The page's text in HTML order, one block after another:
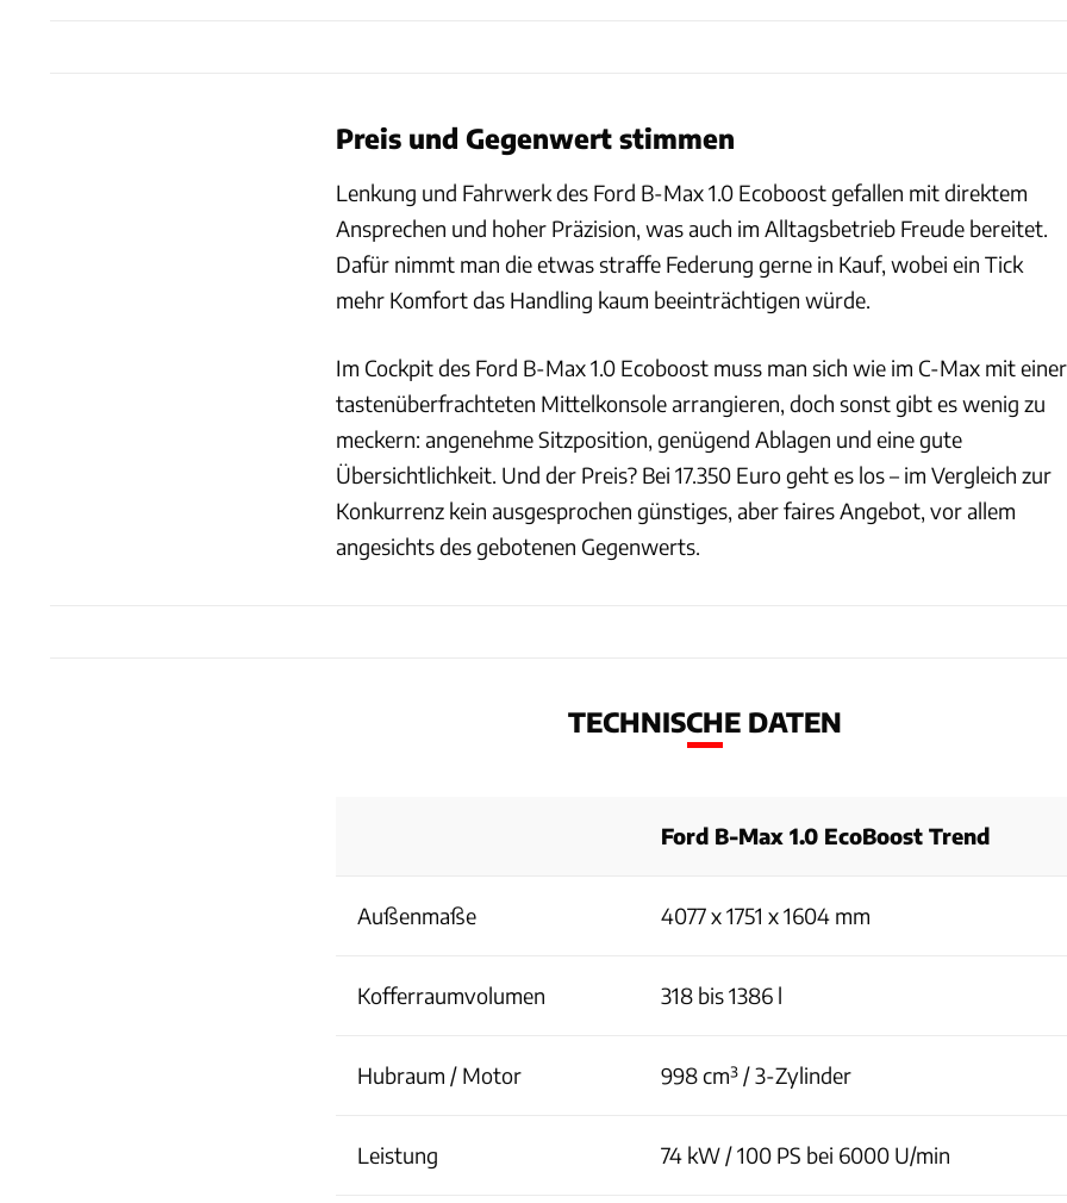
Preis und Gegenwert stimmen
Lenkung und Fahrwerk des Ford B-Max 1.0 Ecoboost gefallen mit direktem
Ansprechen und hoher Präzision, was auch im Alltagsbetrieb Freude bereitet.
Dafür nimmt man die etwas straffe Federung gerne in Kauf, wobei ein Tick
mehr Komfort das Handling kaum beeinträchtigen würde.
Im Cockpit des Ford B-Max 1.0 Ecoboost muss man sich wie im C-Max mit einer
tastenüberfrachteten Mittelkonsole arrangieren, doch sonst gibt es wenig zu
meckern: angenehme Sitzposition, genügend Ablagen und eine gute
Übersichtlichkeit. Und der Preis? Bei 17.350 Euro geht es los – im Vergleich zur
Konkurrenz kein ausgesprochen günstiges, aber faires Angebot, vor allem
angesichts des gebotenen Gegenwerts.
TECHNISCHE DATEN
Ford B-Max 1.0 EcoBoost Trend
Außenmaße 4077 x 1751 x 1604 mm
Kofferraumvolumen 318 bis 1386 l
Hubraum / Motor 998 cm³ / 3-Zylinder
Leistung 74 kW / 100 PS bei 6000 U/min